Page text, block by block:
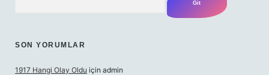
SON YORUMLAR
1917 Hangi Olay Oldu için admin